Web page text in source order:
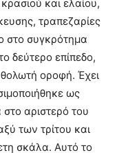
και ελαίου,
τραπεζαρίες
στο συγκρότημα
δεύτερο επίπεδο,
οροφή. Έχει
ως
αριστερό του
των τρίτου και
σκάλα. Αυτό το